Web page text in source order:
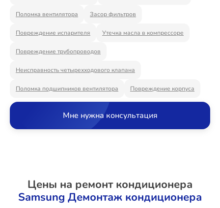
Поломка вентилятора Засор фильтров
Повреждение испарителя Утечка масла в компрессоре
Повреждение трубопроводов
Неисправность четырехходового клапана
Поломка подшипников вентилятора Повреждение корпуса
Мне нужна консультация
Цены на ремонт кондиционера
Samsung Демонтаж кондиционера
Ремонт Интерактивных панелей
Ремонт Вытяжек
Ремонт Холодильных камер